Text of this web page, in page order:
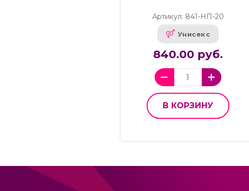
Артикул: 841-НП-20
Унисекс
840.00 руб.
В КОРЗИНУ